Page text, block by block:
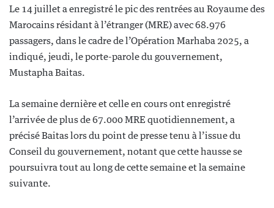
Le 14 juillet a enregistré le pic des rentrées au Royaume des
Marocains résidant à l’étranger (MRE) avec 68.976
passagers, dans le cadre de l’Opération Marhaba 2025, a
indiqué, jeudi, le porte-parole du gouvernement,
Mustapha Baitas.
La semaine dernière et celle en cours ont enregistré
l’arrivée de plus de 67.000 MRE quotidiennement, a
précisé Baitas lors du point de presse tenu à l’issue du
Conseil du gouvernement, notant que cette hausse se
poursuivra tout au long de cette semaine et la semaine
suivante.